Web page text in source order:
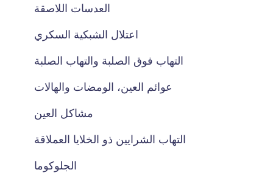
العدسات اللاصقة
اعتلال الشبكية السكري
التهاب فوق الصلبة والتهاب الصلبة
عوائم العين، الومضات والهالات
مشاكل العين
التهاب الشرايين ذو الخلايا العملاقة
الجلوكوما